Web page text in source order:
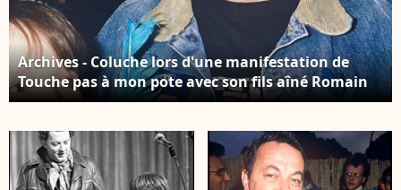
Archives - Coluche lors d'une manifestation de
Touche pas à mon pote avec son fils aîné Romain
Colucci Crédit : AGENCE / BESTIMAGE